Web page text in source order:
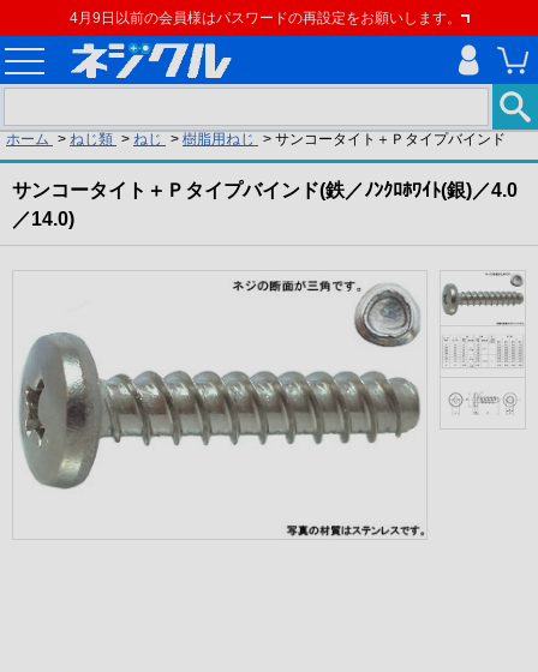
4月9日以前の会員様はパスワードの再設定をお願いします。
ホーム > ねじ類 > ねじ > 樹脂用ねじ > サンコータイト＋Ｐタイプバインド
サンコータイト＋Ｐタイプバインド(鉄／ﾉﾝｸﾛﾎﾜｲﾄ(銀)／4.0
／14.0)